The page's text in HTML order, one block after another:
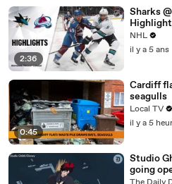
2:36
Sharks
NHL
il y a 5 ans
0:45
Cardiff
seagulls
Local TV
il y a 5
Studio
going